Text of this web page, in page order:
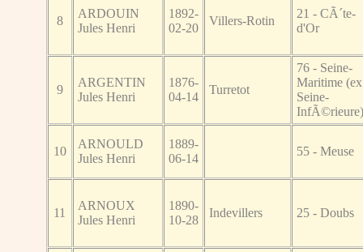
8
ARDOUIN
Jules Henri
1892-
02-20
Villers-Rotin
21 - CÃ´te-
d'Or
9
ARGENTIN
Jules Henri
1876-
04-14
Turretot
76 - Seine-
Maritime (ex
Seine-
InfÃ©rieure)
10
ARNOULD
Jules Henri
1889-
06-14
55 - Meuse
11
ARNOUX
Jules Henri
1890-
10-28
Indevillers 25 - Doubs